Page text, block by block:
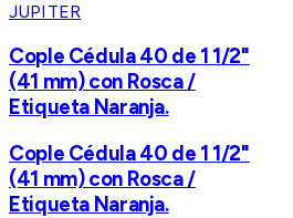
JUPITER
Cople Cédula 40 de 1 1/2"
(41 mm) con Rosca /
Etiqueta Naranja.
Cople Cédula 40 de 1 1/2"
(41 mm) con Rosca /
Etiqueta Naranja.